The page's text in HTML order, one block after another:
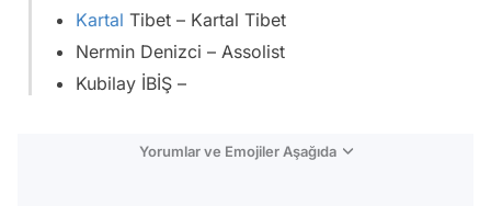
Kartal Tibet – Kartal Tibet
Nermin Denizci – Assolist
Kubilay İBİŞ –
Yorumlar ve Emojiler Aşağıda